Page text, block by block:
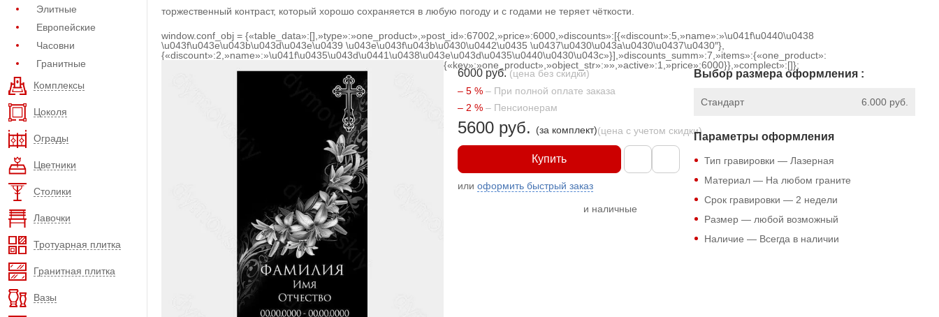
Элитные
Европейские
Часовни
Гранитные
Комплексы
Цоколя
Ограды
Цветники
Столики
Лавочки
Тротуарная плитка
Гранитная плитка
Вазы
торжественный контраст, который хорошо сохраняется в любую погоду и с годами не теряет чёткости.
window.conf_obj = {«table_data»:[],»type»:»one_product»,»post_id»:67002,»price»:6000,»discounts»:[{«discount»:5,»name»:»\u041f\u0440\u0438
\u043f\u043e\u043b\u043d\u043e\u0439 \u043e\u043f\u043b\u0430\u0442\u0435 \u0437\u0430\u043a\u0430\u0437\u0430″},
{«discount»:2,»name»:»\u041f\u0435\u043d\u0441\u0438\u043e\u043d\u0435\u0440\u0430\u043c»}],»discounts_summ»:7,»items»:{«one_product»:
{«key»:»one_product»,»object_str»:»»,»active»:1,»price»:6000}},»complect»:[]};
6000 руб. (цена без скидки)
– 5 % – При полной оплате заказа
– 2 % – Пенсионерам
5600 руб. (за комплект)(цена с учетом скидки)
Купить
илиоформить быстрый заказ
и наличные
Выбор размера оформления :
6.000 руб.
Стандарт
Параметры оформления
Тип гравировки — Лазерная
Материал — На любом граните
Срок гравировки — 2 недели
Размер — любой возможный
Наличие — Всегда в наличии